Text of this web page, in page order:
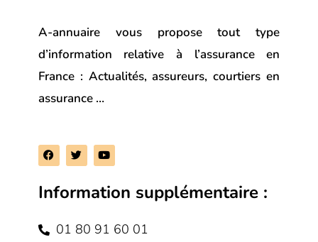
A-annuaire vous propose tout type
d’information relative à l’assurance en
France : Actualités, assureurs, courtiers en
assurance …
F
a
c
b
o
T
w
i
t
e
Y
o
u
u
b
Information supplémentaire :
01 80 91 60 01